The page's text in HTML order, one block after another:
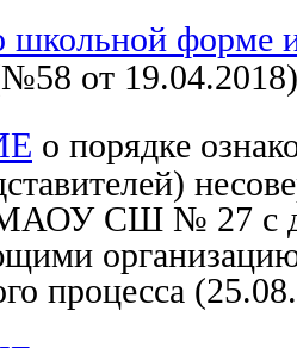
школьной форме
от 19.04.2018)
о порядке
СШ № 27 с
процесса